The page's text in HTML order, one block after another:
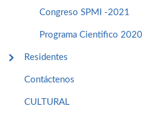
Congreso SPMI -2021
Programa Cientifico 2020
Residentes
Contáctenos
CULTURAL